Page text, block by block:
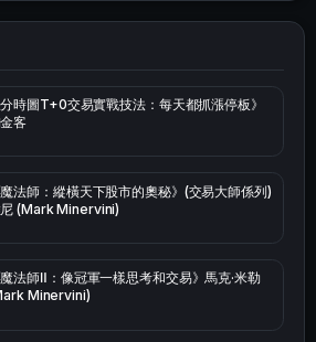
分時圖T+0交易實戰技法：每天都抓漲停板》
客
魔法師：縱橫天下股市的奧秘》(交易大師係列)
(Mark Minervini)
魔法師Ⅱ：像冠軍一樣思考和交易》馬克·米勒
Minervini)